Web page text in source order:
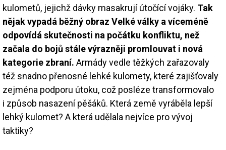
kulometů, jejichž dávky masakrují útočící vojáky. Tak
nějak vypadá běžný obraz Velké války a víceméně
odpovídá skutečnosti na počátku konfliktu, než
začala do bojů stále výrazněji promlouvat i nová
kategorie zbraní. Armády vedle těžkých zařazovaly
též snadno přenosné lehké kulomety, které zajišťovaly
zejména podporu útoku, což posléze transformovalo
i způsob nasazení pěšáků. Která země vyráběla lepší
lehký kulomet? A která udělala nejvíce pro vývoj
taktiky?